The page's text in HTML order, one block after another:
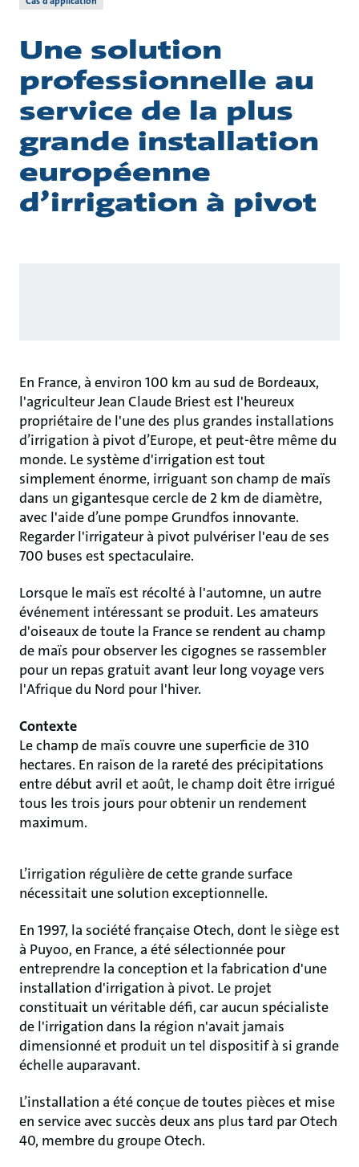
Une solution
professionnelle au
service de la plus
grande installation
européenne
d’irrigation à pivot
En France, à environ 100 km au sud de Bordeaux,
l'agriculteur Jean Claude Briest est l'heureux
propriétaire de l'une des plus grandes installations
d’irrigation à pivot d’Europe, et peut-être même du
monde. Le système d'irrigation est tout
simplement énorme, irriguant son champ de maïs
dans un gigantesque cercle de 2 km de diamètre,
avec l'aide d’une pompe Grundfos innovante.
Regarder l'irrigateur à pivot pulvériser l'eau de ses
700 buses est spectaculaire.
Lorsque le maïs est récolté à l'automne, un autre
événement intéressant se produit. Les amateurs
d'oiseaux de toute la France se rendent au champ
de maïs pour observer les cigognes se rassembler
pour un repas gratuit avant leur long voyage vers
l'Afrique du Nord pour l'hiver.
Contexte
Le champ de maïs couvre une superficie de 310
hectares. En raison de la rareté des précipitations
entre début avril et août, le champ doit être irrigué
tous les trois jours pour obtenir un rendement
maximum.
L’irrigation régulière de cette grande surface
nécessitait une solution exceptionnelle.
En 1997, la société française Otech, dont le siège est
à Puyoo, en France, a été sélectionnée pour
entreprendre la conception et la fabrication d'une
installation d'irrigation à pivot. Le projet
constituait un véritable défi, car aucun spécialiste
de l'irrigation dans la région n'avait jamais
dimensionné et produit un tel dispositif à si grande
échelle auparavant.
L’installation a été conçue de toutes pièces et mise
en service avec succès deux ans plus tard par Otech
40, membre du groupe Otech.